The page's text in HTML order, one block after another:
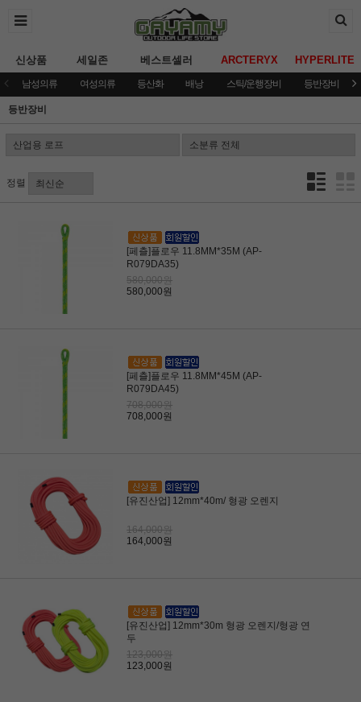
신상품 세일존 베스트셀러 ARCTERYX HYPERLITE
남성의류 여성의류 등산화 배낭 스틱/운행장비 등반장비
등반장비
정렬
[페츨]플로우 11.8MM*35M (AP-
R079DA35)
580,000원
580,000원
[페츨]플로우 11.8MM*45M (AP-
R079DA45)
708,000원
708,000원
[유진산업] 12mm*40m/ 형광 오렌지
164,000원
164,000원
[유진산업] 12mm*30m 형광 오렌지/형광 연
두
123,000원
123,000원